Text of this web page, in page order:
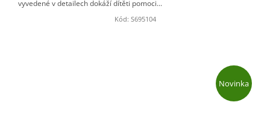
vyvedené v detailech dokáží dítěti pomoci...
Kód: S695104
Novinka